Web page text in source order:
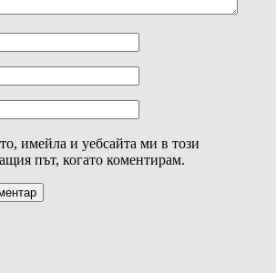
имейла и уебсайта ми в този
път, когато коментирам.